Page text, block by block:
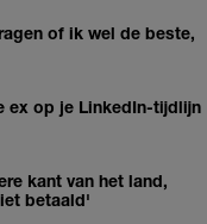
of ik wel de beste,
ex op je LinkedIn-tijdlijn
kant van het land,
betaald'